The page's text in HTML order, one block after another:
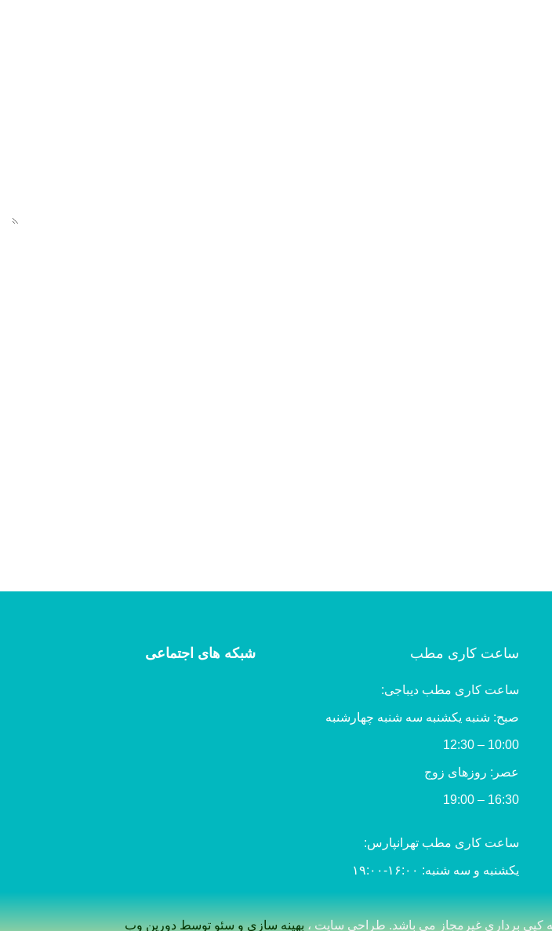
ساعت کاری مطب
ساعت کاری مطب دیباجی:
صبح: شنبه یکشنبه سه شنبه چهارشنبه
10:00 – 12:30
عصر: روزهای زوج
16:30 – 19:00
ساعت کاری مطب تهرانپارس:
یکشنبه و سه شنبه: ۱۶:۰۰-۱۹:۰۰
شبکه های اجتماعی
طراحی سایت ،بهینه سازی و سئو توسط دورین وب